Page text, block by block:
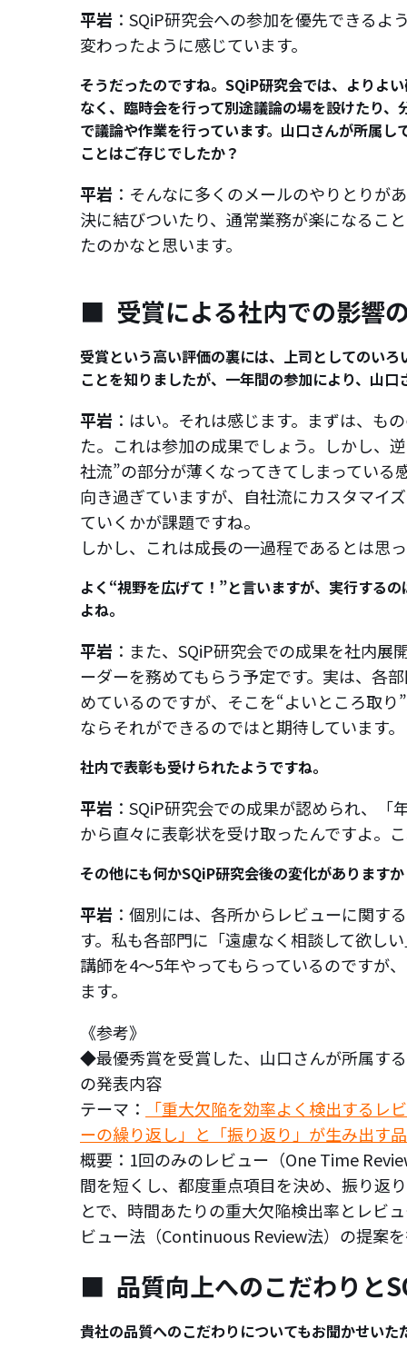
平岩 ：SQiP研究会への参加を優先できる
変わったように感じています。
そうだったのですね。SQiP研究会では、よりよ
なく、臨時会を行って別途議論の場を設けたり
で議論や作業を行っています。山口さんが所属
ことはご存じでしたか？
平岩 ：そんなに多くのメールのやりとりが
決に結びついたり、通常業務が楽になるこ
たのかなと思います。
受賞による社内での影響
受賞という高い評価の裏には、上司としてのい
ことを知りましたが、一年間の参加により、山
平岩 ：はい。それは感じます。まずは、も
た。これは参加の成果でしょう。しかし、
社流”の部分が薄くなってきてしまっている
向き過ぎていますが、自社流にカスタマイ
ていくかが課題ですね。
しかし、これは成長の一過程であるとは思
よく“視野を広げて！”と言いますが、実行する
よね。
平岩 ：また、SQiP研究会での成果を社内
ーダーを務めてもらう予定です。実は、各
めているのですが、そこを“よいところ取
ならそれができるのではと期待しています。
社内で表彰も受けられたようですね。
平岩 ：SQiP研究会での成果が認められ、
から直々に表彰状を受け取ったんですよ。
その他にも何かSQiP研究会後の変化があります
平岩 ：個別には、各所からレビューに関す
す。私も各部門に「遠慮なく相談して欲し
講師を4～5年やってもらっているのですが
ます。
《参考》
◆最優秀賞を受賞した、山口さんが所属す
の発表内容
テーマ：
「重大欠陥を効率よく検出するレ
ーの繰り返し」と「振り返り」が生み出す
概要：1回のみのレビュー（One Time
間を短くし、都度重点項目を決め、振り返
とで、時間あたりの重大欠陥検出率とレビ
ビュー法（Continuous Review法）の提案
品質向上へのこだわりと
貴社の品質へのこだわりについてもお聞かせいた